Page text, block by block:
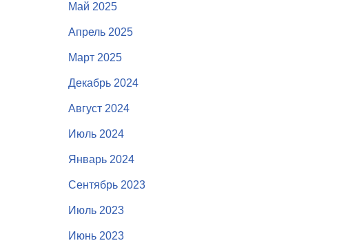
Май 2025
Апрель 2025
Март 2025
Декабрь 2024
Август 2024
Июль 2024
Январь 2024
Сентябрь 2023
Июль 2023
Июнь 2023